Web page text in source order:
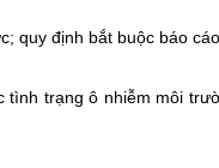
quy định bắt buộc báo
trạng ô nhiễm môi